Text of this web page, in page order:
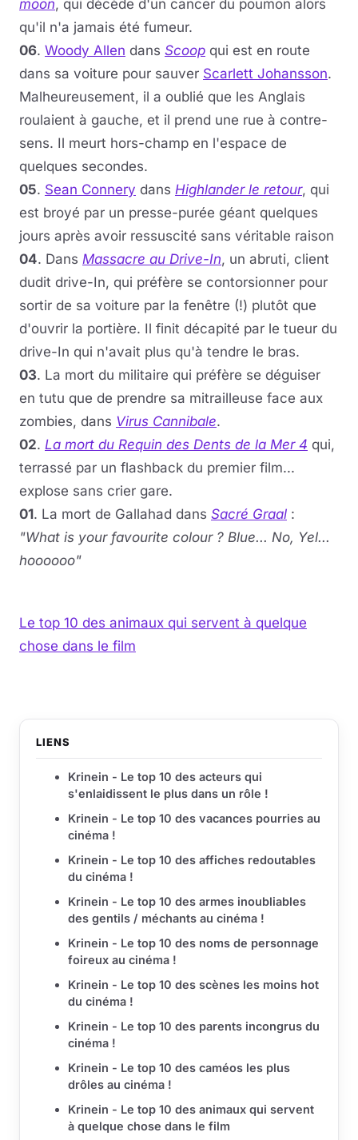
moon, qui décède d'un cancer du poumon alors
qu'il n'a jamais été fumeur.
06. Woody Allen dans Scoop qui est en route
dans sa voiture pour sauver Scarlett Johansson.
Malheureusement, il a oublié que les Anglais
roulaient à gauche, et il prend une rue à contre-
sens. Il meurt hors-champ en l'espace de
quelques secondes.
05. Sean Connery dans Highlander le retour, qui
est broyé par un presse-purée géant quelques
jours après avoir ressuscité sans véritable raison
04. Dans Massacre au Drive-In, un abruti, client
dudit drive-In, qui préfère se contorsionner pour
sortir de sa voiture par la fenêtre (!) plutôt que
d'ouvrir la portière. Il finit décapité par le tueur du
drive-In qui n'avait plus qu'à tendre le bras.
03. La mort du militaire qui préfère se déguiser
en tutu que de prendre sa mitrailleuse face aux
zombies, dans Virus Cannibale.
02. La mort du Requin des Dents de la Mer 4 qui,
terrassé par un flashback du premier film...
explose sans crier gare.
01. La mort de Gallahad dans Sacré Graal :
"What is your favourite colour ? Blue... No, Yel...
hoooooo"
Le top 10 des animaux qui servent à quelque
chose dans le film
LIENS
Krinein - Le top 10 des acteurs qui
s'enlaidissent le plus dans un rôle !
Krinein - Le top 10 des vacances pourries au
ci­né­ma !
Krinein - Le top 10 des affiches redoutables
du ci­né­ma !
Krinein - Le top 10 des armes inoubliables
des gentils / méchants au cinéma !
Krinein - Le top 10 des noms de personnage
foireux au cinéma !
Krinein - Le top 10 des scènes les moins hot
du cinéma !
Krinein - Le top 10 des parents incongrus du
cinéma !
Krinein - Le top 10 des caméos les plus
drôles au cinéma !
Krinein - Le top 10 des ani­maux qui servent
à quelque chose dans le film